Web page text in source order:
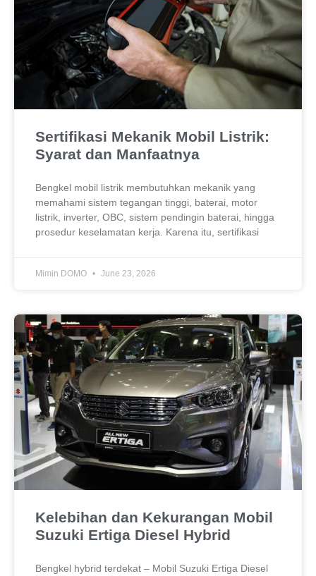
Sertifikasi Mekanik Mobil Listrik:
Syarat dan Manfaatnya
Bengkel mobil listrik membutuhkan mekanik yang
memahami sistem tegangan tinggi, baterai, motor
listrik, inverter, OBC, sistem pendingin baterai, hingga
prosedur keselamatan kerja. Karena itu, sertifikasi
Mimin DOMO June 23, 2026
Kelebihan dan Kekurangan Mobil
Suzuki Ertiga Diesel Hybrid
Bengkel hybrid terdekat – Mobil Suzuki Ertiga Diesel